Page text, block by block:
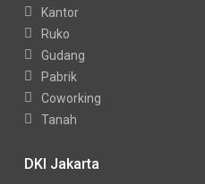
Kantor
Ruko
Gudang
Pabrik
Coworking
Tanah
DKI Jakarta